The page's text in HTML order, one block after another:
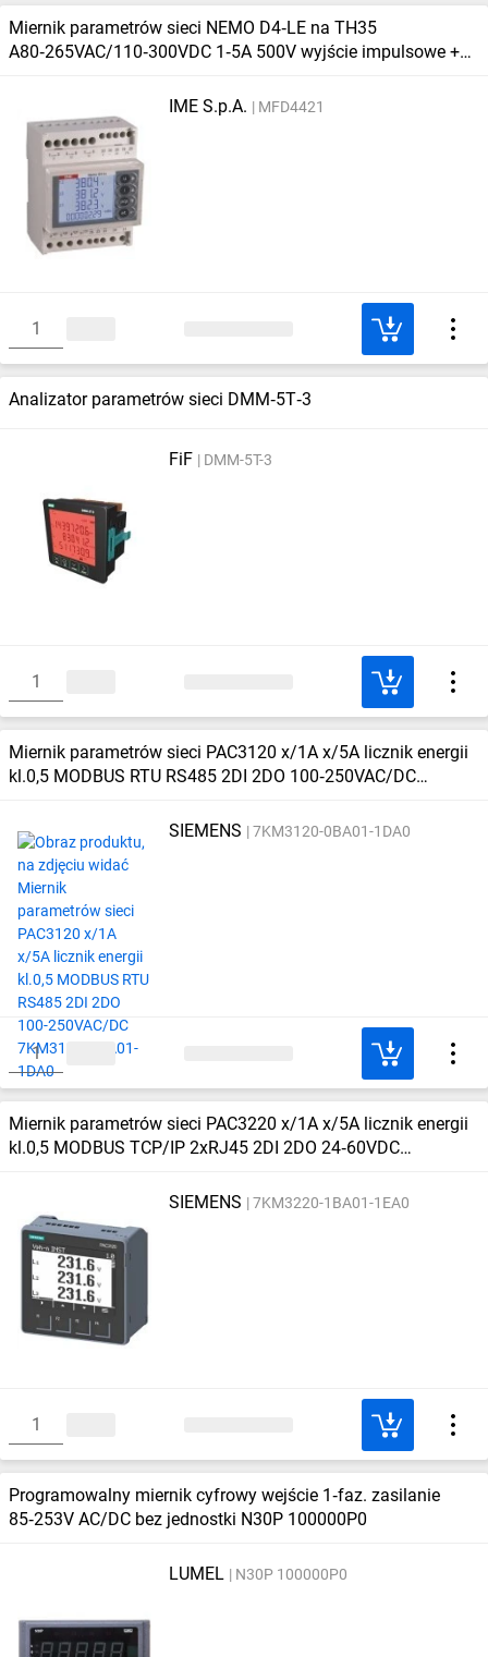
Miernik parametrów sieci NEMO D4‑LE na TH35
A80‑265VAC/110‑300VDC 1‑5A 500V wyjście impulsowe +
IME S.p.A.
MFD4421
Analizator parametrów sieci DMM‑5T‑3
FiF DMM-5T-3
Miernik parametrów sieci PAC3120 x/1A x/5A licznik energii
kl.0,5 MODBUS RTU RS485 2DI 2DO 100‑250VAC/DC
SIEMENS
7KM3120-0BA01-1DA0
Miernik parametrów sieci PAC3220 x/1A x/5A licznik energii
kl.0,5 MODBUS TCP/IP 2xRJ45 2DI 2DO 24‑60VDC
SIEMENS
7KM3220-1BA01-1EA0
Programowalny miernik cyfrowy wejście 1‑faz. zasilanie
85‑253V AC/DC bez jednostki N30P 100000P0
LUMEL N30P 100000P0